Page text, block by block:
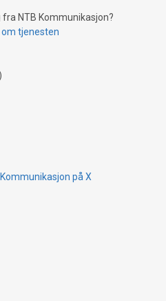
NTB Kommunikasjon?
tjenesten
på X